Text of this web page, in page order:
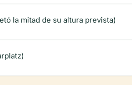
la mitad de su altura prevista)